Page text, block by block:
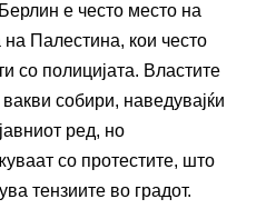
е често место на
Палестина, кои често
со полицијата. Властите
собири, наведувајќи
ред, но
со протестите, што
тензиите во градот.